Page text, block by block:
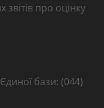
про оцінку
бази: (044)